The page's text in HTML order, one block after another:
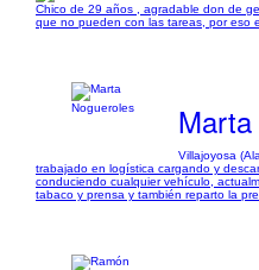
Chico de 29 años , agradable don de
que no pueden con las tareas, por eso
Villajoyosa
trabajado en logística cargando y
conduciendo cualquier vehículo,
tabaco y prensa y también reparto la